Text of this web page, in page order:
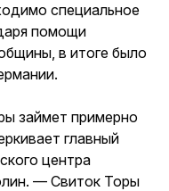
специальное
помощи
в итоге было
займет примерно
главный
центра
— Свиток Торы